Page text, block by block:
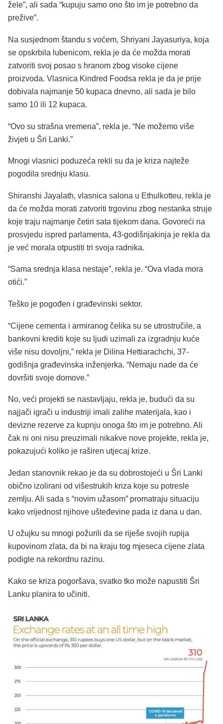
žele”, ali sada “kupuju samo ono što im je potrebno da
prežive”.
Na susjednom štandu s voćem, Shriyani Jayasuriya, koja
se opskrbila lubenicom, rekla je da će možda morati
zatvoriti svoj posao s hranom zbog visoke cijene
proizvoda. Vlasnica Kindred Foodsa rekla je da je prije
dobivala najmanje 50 kupaca dnevno, ali sada je bilo
samo 10 ili 12 kupaca.
“Ovo su strašna vremena”, rekla je. “Ne možemo više
živjeti u Šri Lanki.”
Mnogi vlasnici poduzeća rekli su da je kriza najteže
pogodila srednju klasu.
Shiranshi Jayalath, vlasnica salona u Ethulkotteu, rekla je
da će možda morati zatvoriti trgovinu zbog nestanka struje
koje traju najmanje četiri sata tijekom dana. Govoreći na
prosvjedu ispred parlamenta, 43-godišnjakinja je rekla da
je već morala otpustiti tri svoja radnika.
“Sama srednja klasa nestaje”, rekla je. “Ova vlada mora
otići.”
Teško je pogođen i građevinski sektor.
“Cijene cementa i armiranog čelika su se utrostručile, a
bankovni krediti koje su ljudi uzimali za izgradnju kuće
više nisu dovoljni,” rekla je Dilina Hettiarachchi, 37-
godišnja građevinska inženjerka. “Nemaju nade da će
dovršiti svoje domove.”
No, veći projekti se nastavljaju, rekla je, budući da su
najjači igrači u industriji imali zalihe materijala, kao i
devizne rezerve za kupnju onoga što im je potrebno. Ali
čak ni oni nisu preuzimali nikakve nove projekte, rekla je,
pokazujući koliko je raširen utjecaj krize.
Jedan stanovnik rekao je da su dobrostojeći u Šri Lanki
obično izolirani od višestrukih kriza koje su potresle
zemlju. Ali sada s “novim užasom” promatraju situaciju
kako vrijednost njihove ušteđevine pada iz dana u dan.
U ožujku su mnogi požurili da se riješe svojih rupija
kupovinom zlata, da bi na kraju tog mjeseca cijene zlata
podigle na rekordnu razinu.
Kako se kriza pogoršava, svatko tko može napustiti Šri
Lanku planira to učiniti.